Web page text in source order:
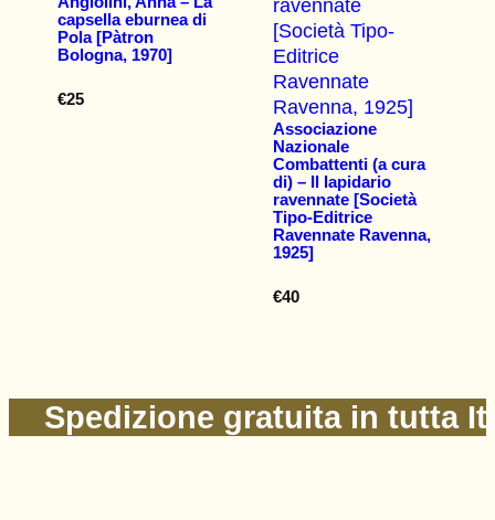
capsella eburnea di
Pola [Pàtron
Bologna, 1970]
€25
Associazione
Nazionale
Combattenti (a cura
di) – Il lapidario
ravennate [Società
Tipo-Editrice
Ravennate Ravenna,
1925]
€40
Spedizione gratuita in tutta